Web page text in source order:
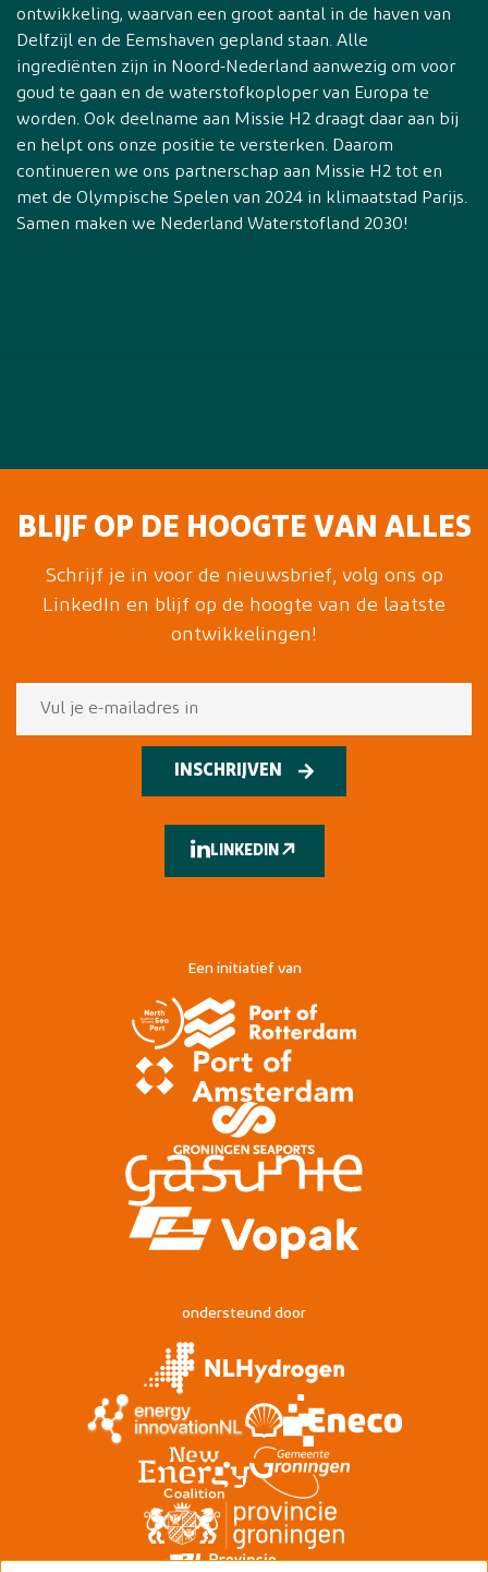
ontwikkeling, waarvan een groot aantal in de haven van
Delfzijl en de Eemshaven gepland staan. Alle
ingrediënten zijn in Noord-Nederland aanwezig om voor
goud te gaan en de waterstofkoploper van Europa te
worden. Ook deelname aan Missie H2 draagt daar aan bij
en helpt ons onze positie te versterken. Daarom
continueren we ons partnerschap aan Missie H2 tot en
met de Olympische Spelen van 2024 in klimaatstad Parijs.
Samen maken we Nederland Waterstofland 2030!
BLIJF OP DE HOOGTE VAN ALLES
Schrijf je in voor de nieuwsbrief, volg ons op
LinkedIn en blijf op de hoogte van de laatste
ontwikkelingen!
INSCHRIJVEN
LINKEDIN
Een initiatief van
ondersteund door